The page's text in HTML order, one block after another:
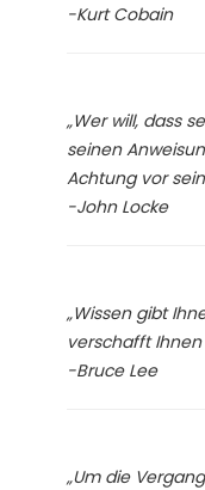
-Kurt Cobain
„Wer will, dass
seinen
Achtung vor
-John Locke
„Wissen gibt
verschafft
-Bruce Lee
„Um die